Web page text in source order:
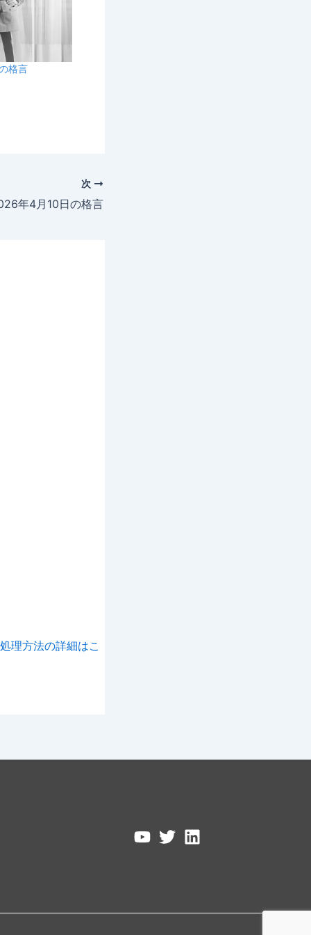
格言
次
年4月10日の格言
理方法の詳細はこ